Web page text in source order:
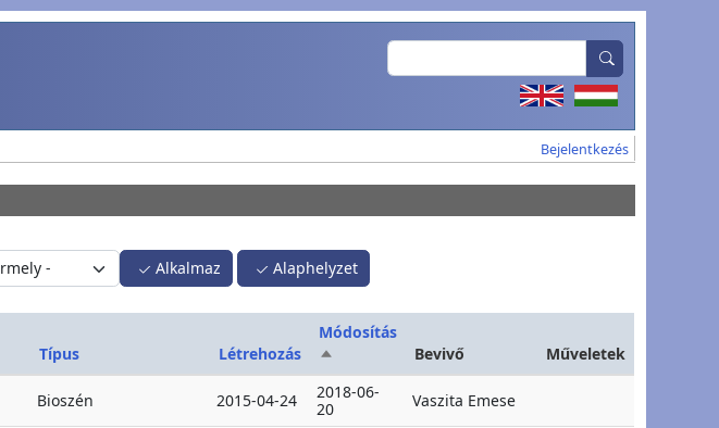
Search
User account
Bejelentkezés
Alkalmaz
Alaphelyzet
Típus Létrehozás
Módosítás
Csökkenő rendezés
Bevivő Műveletek
Bioszén 2015-04-24
2018-06-
20
Vaszita Emese